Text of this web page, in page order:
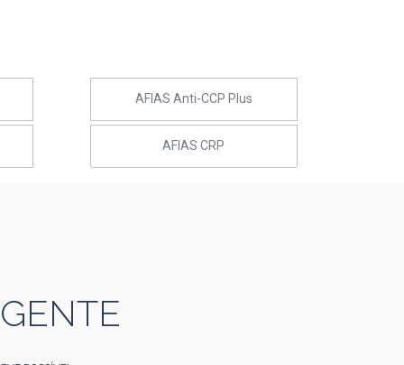
AFIAS Anti-CCP Plus
AFIAS CRP